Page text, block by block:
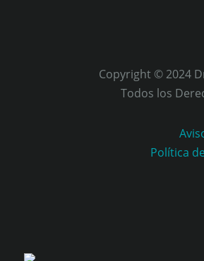
Copyright © 2024
Todos los
Política